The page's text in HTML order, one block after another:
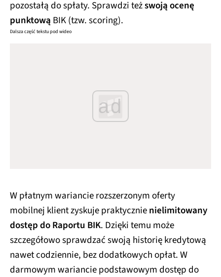
pozostałą do spłaty. Sprawdzi teżswoją ocenę
punktową BIK (tzw. scoring).
Dalsza część tekstu pod wideo
ad
W płatnym wariancie rozszerzonym oferty
mobilnej klient zyskuje praktycznienielimitowany
dostęp do Raportu BIK. Dzięki temu może
szczegółowo sprawdzać swoją historię kredytową
nawet codziennie, bez dodatkowych opłat. W
darmowym wariancie podstawowym dostęp do